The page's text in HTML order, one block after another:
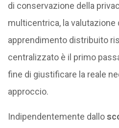
di conservazione della
multicentrica, la valutazione
apprendimento distribuito
centralizzato è il primo
fine di giustificare la reale
approccio.
Indipendentemente dallo